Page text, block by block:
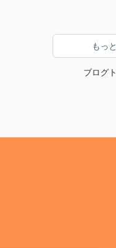
もっ
ブログ